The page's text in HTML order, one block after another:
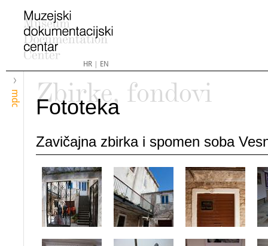
HR| EN
mdc
Zbirke, fondovi
Fototeka
Zavičajna zbirka i spomen soba